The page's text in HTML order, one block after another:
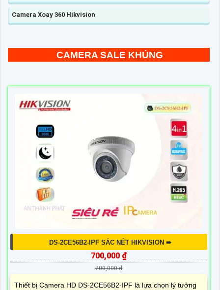
Camera Xoay 360 Hikvision
CAMERA SALE KHỦNG
DS-2CE56B2-IPF SẮC NÉT HIKVISION ➠
700,000 ₫
700,000 ₫
Thiết bị Camera HD DS-2CE56B2-IPF là lựa chọn lý tưởng